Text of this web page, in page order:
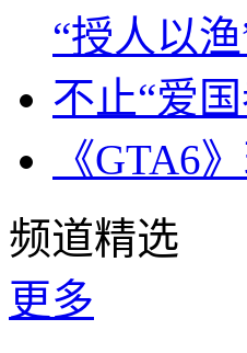
“授人以渔
不止“爱
《GTA6
频道精选
更多